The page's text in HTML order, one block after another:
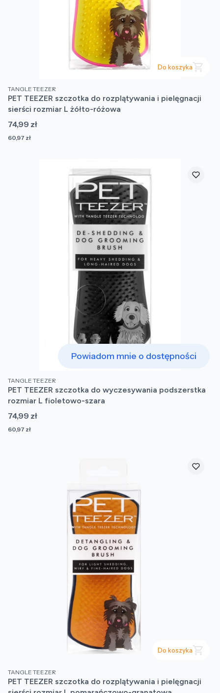
Do koszyka
PRODUCENT
TANGLE TEEZER
PET TEEZER szczotka do rozplątywania i pielęgnacji
sierści rozmiar L żółto-różowa
Cena
74,99 zł
Cena
60,97 zł
Powiadom mnie o dostępności
PRODUCENT
TANGLE TEEZER
PET TEEZER szczotka do wyczesywania podszerstka
rozmiar L fioletowo-szara
Cena
74,99 zł
Cena
60,97 zł
Do koszyka
PRODUCENT
TANGLE TEEZER
PET TEEZER szczotka do rozplątywania i pielęgnacji